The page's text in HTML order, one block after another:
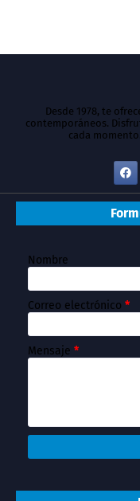
Desde 1978, te
contemporáneos.
cada
Nombre
Correo electrónico *
Mensaje *